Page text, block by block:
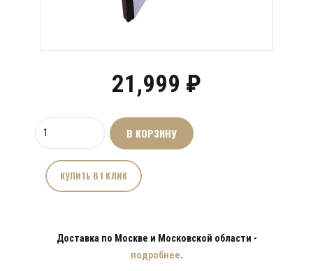
21,999 ₽
Количество
Мангал
"Домик
в
В КОРЗИНУ
КУПИТЬ В 1 КЛИК
Доставка по Москве и Московской области -
подробнее.